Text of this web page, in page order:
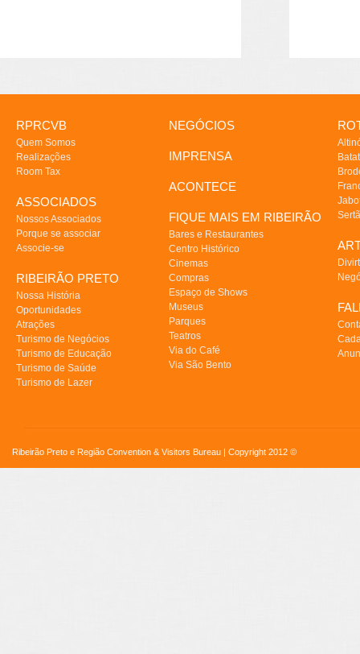
RPRCVB
Quem Somos
Realizações
Room Tax
ASSOCIADOS
Nossos Associados
Porque se associar
Associe-se
RIBEIRÃO PRETO
Nossa História
Oportunidades
Atrações
Turismo de Negócios
Turismo de Educação
Turismo de Saúde
Turismo de Lazer
NEGÓCIOS
IMPRENSA
ACONTECE
FIQUE MAIS EM RIBEIRÃO
Bares e Restaurantes
Centro Histórico
Cinemas
Compras
Espaço de Shows
Museus
Parques
Teatros
Via do Café
Via São Bento
Ribeirão Preto e Região Convention & Visitors Bureau | Copyright 2012 ©